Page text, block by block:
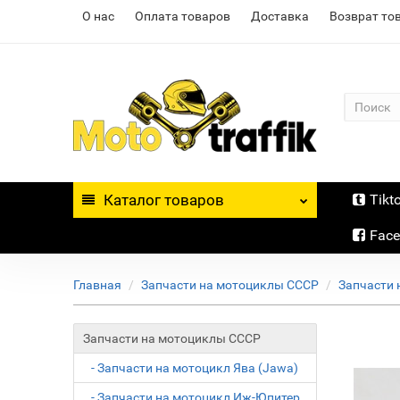
О нас Оплата товаров Доставка Возврат
Каталог товаров
Главная Запчасти на мотоциклы СССР Запчасти
Запчасти на мотоциклы СССР
- Запчасти на мотоцикл Ява (Jawa)